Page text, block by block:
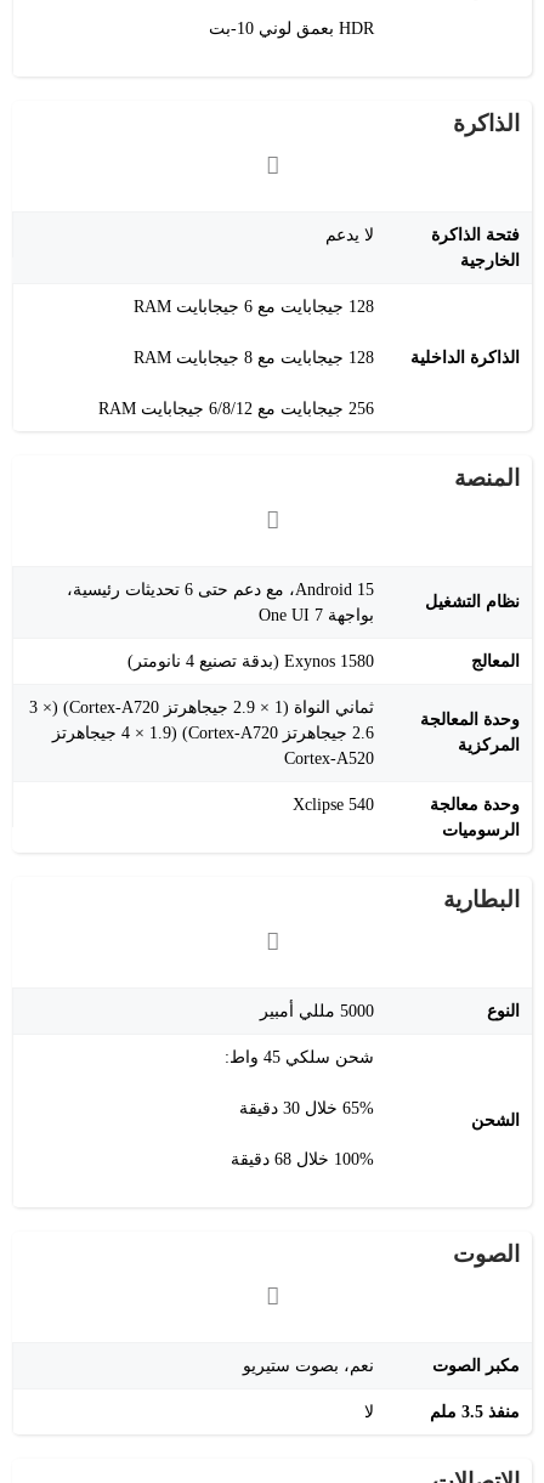
HDR بعمق لوني 10-بت
الذاكرة
فتحة الذاكرة
الخارجية
لا يدعم
الذاكرة الداخلية
128 جيجابايت مع 6 جيجابايت RAM
128 جيجابايت مع 8 جيجابايت RAM
256 جيجابايت مع 6/8/12 جيجابايت RAM
المنصة
نظام التشغيل
Android 15، مع دعم حتى 6 تحديثات رئيسية،
بواجهة One UI 7
المعالج Exynos 1580 (بدقة تصنيع 4 نانومتر)
وحدة المعالجة
المركزية
ثماني النواة (1 × 2.9 جيجاهرتز Cortex-A720) (3 ×
2.6 جيجاهرتز Cortex-A720) (4 × 1.9 جيجاهرتز
Cortex-A520
وحدة معالجة
الرسوميات
Xclipse 540
البطارية
النوع 5000 مللي أمبير
الشحن
شحن سلكي 45 واط:
65% خلال 30 دقيقة
100% خلال 68 دقيقة
الصوت
مكبر الصوت نعم، بصوت ستيريو
منفذ 3.5 ملم لا